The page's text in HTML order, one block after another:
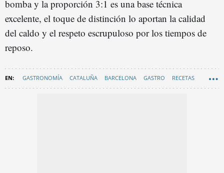
bomba y la proporción 3:1 es una base técnica
excelente, el toque de distinción lo aportan la calidad
del caldo y el respeto escrupuloso por los tiempos de
reposo.
GASTRONOMÍA CATALUÑA BARCELONA GASTRO RECETAS